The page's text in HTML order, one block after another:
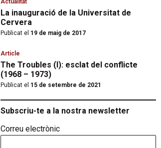
Actualitat
La inauguració de la Universitat de
Cervera
Publicat el 19 de maig de 2017
Article
The Troubles (I): esclat del conflicte
(1968 – 1973)
Publicat el 15 de setembre de 2021
Subscriu-te a la nostra newsletter
Correu electrònic